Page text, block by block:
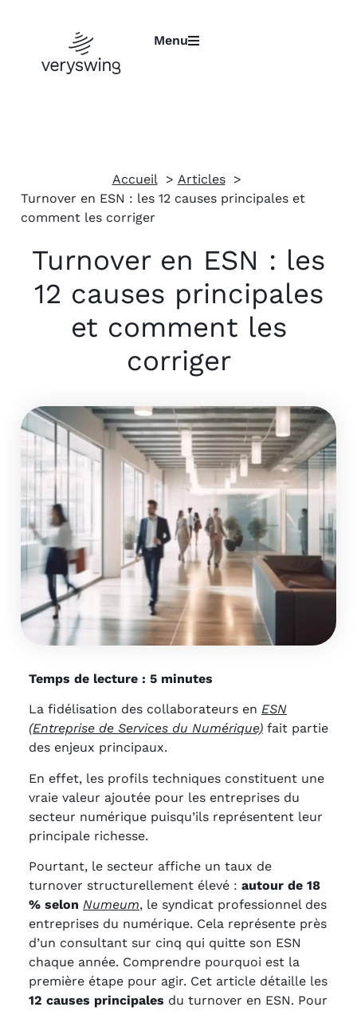
Menu
Accueil
Articles
Turnover en ESN : les 12 causes principales et
comment les corriger
Turnover en ESN : les
12 causes principales
et comment les
corriger
Temps de lecture : 5 minutes
La fidélisation des collaborateurs en ESN
(Entreprise de Services du Numérique) fait partie
des enjeux principaux.
En effet, les profils techniques constituent une
vraie valeur ajoutée pour les entreprises du
secteur numérique puisqu’ils représentent leur
principale richesse.
Pourtant, le secteur affiche un taux de
turnover structurellement élevé : autour de 18
% selon Numeum, le syndicat professionnel des
entreprises du numérique. Cela représente près
d’un consultant sur cinq qui quitte son ESN
chaque année. Comprendre pourquoi est la
première étape pour agir. Cet article détaille les
12 causes principales du turnover en ESN. Pour